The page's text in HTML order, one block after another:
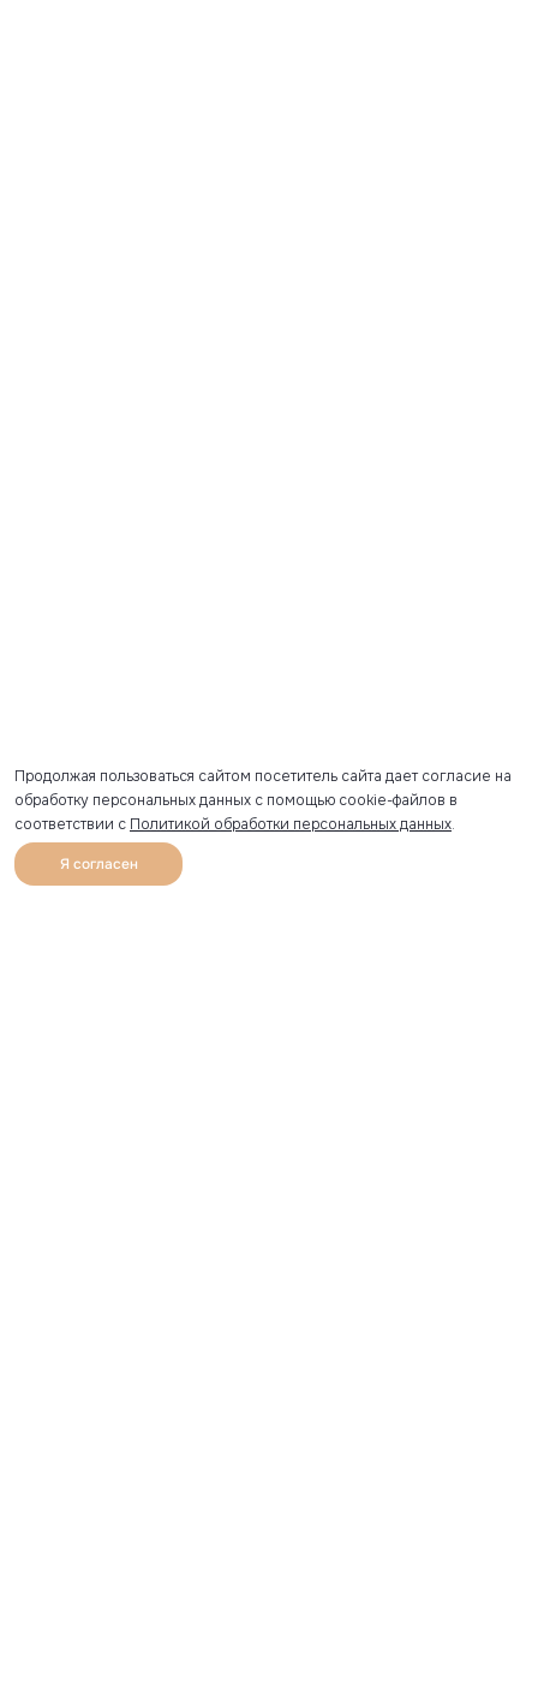
Каталог Избранное
Продолжая пользоваться сайтом посетитель сайта дает согласие на
обработку персональных данных с помощью cookie-файлов в
соответствии с Политикой обработки персональных данных.
Я согласен